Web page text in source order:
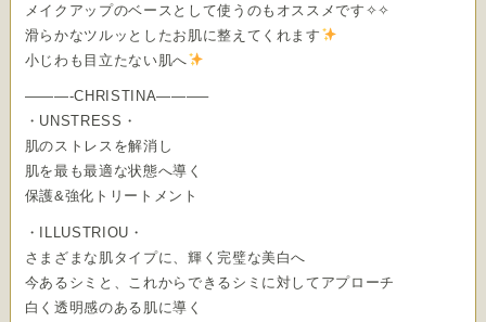
メイクアップのベースとして使うのもオススメです✧✧
滑らかなツルッとしたお肌に整えてくれます
小じわも目立たない肌へ
———-CHRISTINA———–
・UNSTRESS・
肌のストレスを解消し
肌を最も最適な状態へ導く
保護&強化トリートメント
・ILLUSTRIOU・
さまざまな肌タイプに、輝く完璧な美白へ
今あるシミと、これからできるシミに対してアプローチ
白く透明感のある肌に導く